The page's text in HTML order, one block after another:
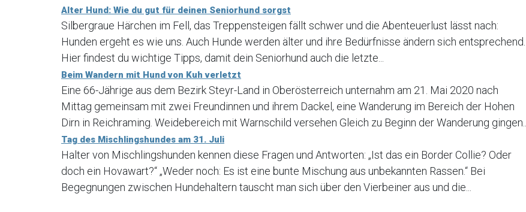
Alter Hund: Wie du gut für deinen Seniorhund sorgst
Silbergraue Härchen im Fell, das Treppensteigen fällt schwer und die Abenteuerlust lässt nach:
Hunden ergeht es wie uns. Auch Hunde werden älter und ihre Bedürfnisse ändern sich entsprechend.
Hier findest du wichtige Tipps, damit dein Seniorhund auch die letzte...
Beim Wandern mit Hund von Kuh verletzt
Eine 66-Jährige aus dem Bezirk Steyr-Land in Oberösterreich unternahm am 21. Mai 2020 nach
Mittag gemeinsam mit zwei Freundinnen und ihrem Dackel, eine Wanderung im Bereich der Hohen
Dirn in Reichraming. Weidebereich mit Warnschild versehen Gleich zu Beginn der Wanderung gingen...
Tag des Mischlingshundes am 31. Juli
Halter von Mischlingshunden kennen diese Fragen und Antworten: „Ist das ein Border Collie? Oder
doch ein Hovawart?“ „Weder noch: Es ist eine bunte Mischung aus unbekannten Rassen.“ Bei
Begegnungen zwischen Hundehaltern tauscht man sich über den Vierbeiner aus und die...